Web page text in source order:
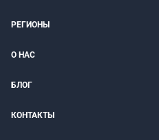
РЕГИОНЫ
О НАС
БЛОГ
КОНТАКТЫ